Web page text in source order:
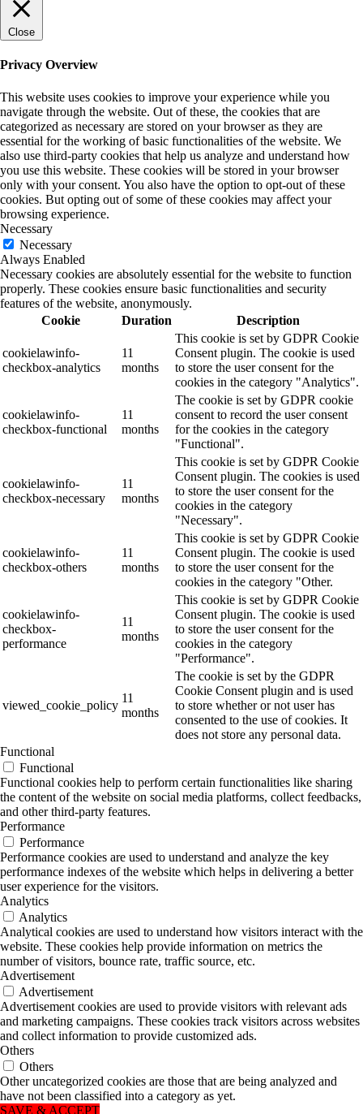
Close
Privacy Overview
This website uses cookies to improve your experience while you
navigate through the website. Out of these, the cookies that are
categorized as necessary are stored on your browser as they are
essential for the working of basic functionalities of the website. We
also use third-party cookies that help us analyze and understand how
you use this website. These cookies will be stored in your browser
only with your consent. You also have the option to opt-out of these
cookies. But opting out of some of these cookies may affect your
browsing experience.
Necessary
Necessary
Always Enabled
Necessary cookies are absolutely essential for the website to function
properly. These cookies ensure basic functionalities and security
features of the website, anonymously.
Cookie
Duration Description
cookielawinfo-
checkbox-analytics
11
months
This cookie is set by GDPR Cookie
Consent plugin. The cookie is used
to store the user consent for the
cookies in the category "Analytics".
cookielawinfo-
checkbox-functional
11
months
The cookie is set by GDPR cookie
consent to record the user consent
for the cookies in the category
"Functional".
cookielawinfo-
checkbox-necessary
11
months
This cookie is set by GDPR Cookie
Consent plugin. The cookies is used
to store the user consent for the
cookies in the category
"Necessary".
cookielawinfo-
checkbox-others
11
months
This cookie is set by GDPR Cookie
Consent plugin. The cookie is used
to store the user consent for the
cookies in the category "Other.
cookielawinfo-
checkbox-
performance
11
months
This cookie is set by GDPR Cookie
Consent plugin. The cookie is used
to store the user consent for the
cookies in the category
"Performance".
viewed_cookie_policy
11
months
The cookie is set by the GDPR
Cookie Consent plugin and is used
to store whether or not user has
consented to the use of cookies. It
does not store any personal data.
Functional
Functional
Functional cookies help to perform certain functionalities like sharing
the content of the website on social media platforms, collect feedbacks,
and other third-party features.
Performance
Performance
Performance cookies are used to understand and analyze the key
performance indexes of the website which helps in delivering a better
user experience for the visitors.
Analytics
Analytics
Analytical cookies are used to understand how visitors interact with the
website. These cookies help provide information on metrics the
number of visitors, bounce rate, traffic source, etc.
Advertisement
Advertisement
Advertisement cookies are used to provide visitors with relevant ads
and marketing campaigns. These cookies track visitors across websites
and collect information to provide customized ads.
Others
Others
Other uncategorized cookies are those that are being analyzed and
have not been classified into a category as yet.
SAVE & ACCEPT